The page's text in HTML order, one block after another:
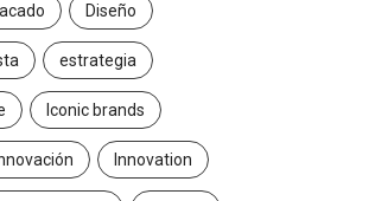
Diseño
estrategia
Iconic brands
Innovation